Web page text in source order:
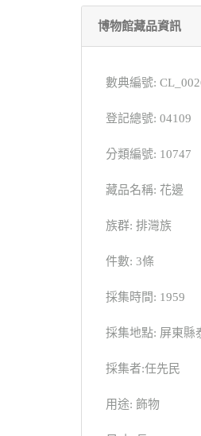
博物館藏品資訊
數典編號:
登記總號: 04109
分類編號: 10747
藏品名稱: 花邊
族群: 排灣族
件數: 3條
採集時間: 1959
採集地點: 屏東縣
採集者:任先民
用途: 飾物